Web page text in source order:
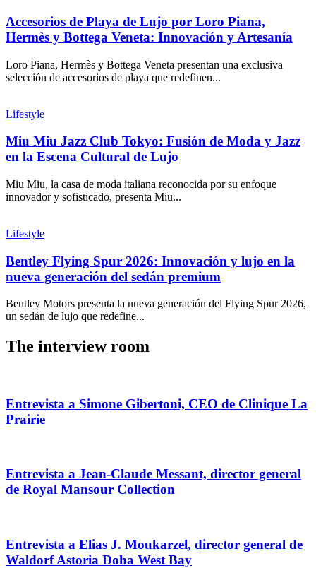
Accesorios de Playa de Lujo por Loro Piana,
Hermès y Bottega Veneta: Innovación y Artesanía
Loro Piana, Hermès y Bottega Veneta presentan una exclusiva
selección de accesorios de playa que redefinen...
Lifestyle
Miu Miu Jazz Club Tokyo: Fusión de Moda y Jazz
en la Escena Cultural de Lujo
Miu Miu, la casa de moda italiana reconocida por su enfoque
innovador y sofisticado, presenta Miu...
Lifestyle
Bentley Flying Spur 2026: Innovación y lujo en la
nueva generación del sedán premium
Bentley Motors presenta la nueva generación del Flying Spur 2026,
un sedán de lujo que redefine...
The interview room
Entrevista a Simone Gibertoni, CEO de Clinique La
Prairie
Entrevista a Jean-Claude Messant, director general
de Royal Mansour Collection
Entrevista a Elias J. Moukarzel, director general de
Waldorf Astoria Doha West Bay